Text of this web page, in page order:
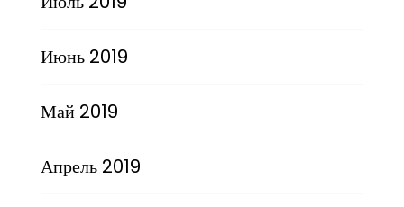
Июнь 2019
Май 2019
Апрель 2019